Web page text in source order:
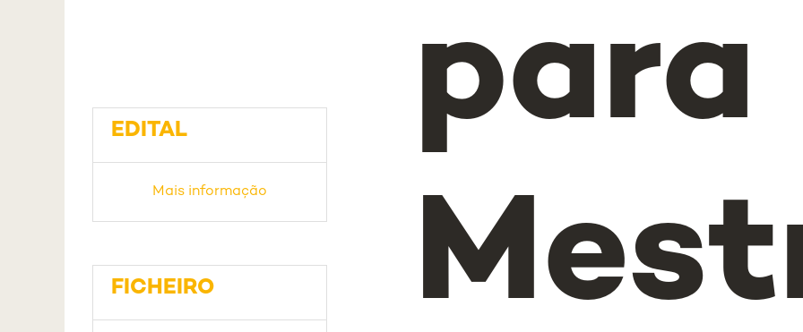
para
EDITAL
Mais informação
FICHEIRO